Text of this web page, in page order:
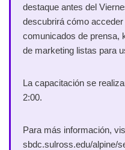
destaque antes del
descubrirá cómo
comunicados de prensa,
de marketing listas para
La capacitación se
2:00.
Para más información,
sbdc.sulross.edu/alpine/